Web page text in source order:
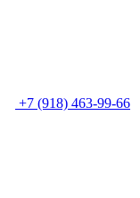
+7 (918) 463-99-66